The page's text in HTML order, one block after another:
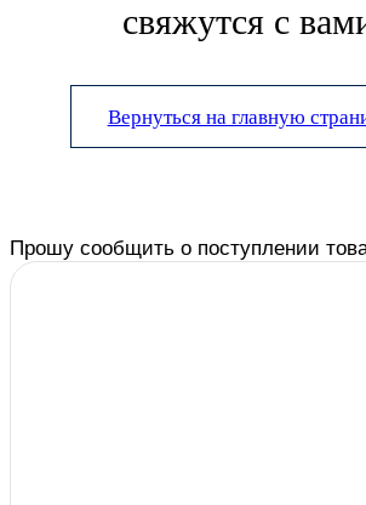
свяжутся с
Вернуться на главную
Прошу сообщить о поступлении